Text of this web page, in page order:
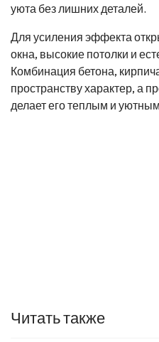
уюта без лишних деталей.
Для усиления эффекта
окна, высокие потолки и
Комбинация бетона,
пространству характер, а
делает его теплым и
Читать также